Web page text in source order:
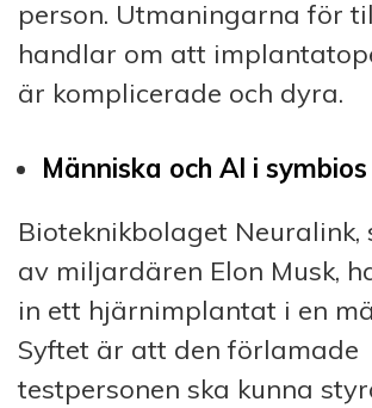
person. Utmaningarna för
handlar om att
är komplicerade och dyra.
Människa och AI i symbios
Bioteknikbolaget Neuralink,
av miljardären Elon Musk,
in ett hjärnimplantat i en
Syftet är att den förlamade
testpersonen ska kunna